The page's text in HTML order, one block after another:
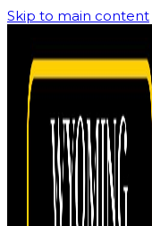
Skip to main content